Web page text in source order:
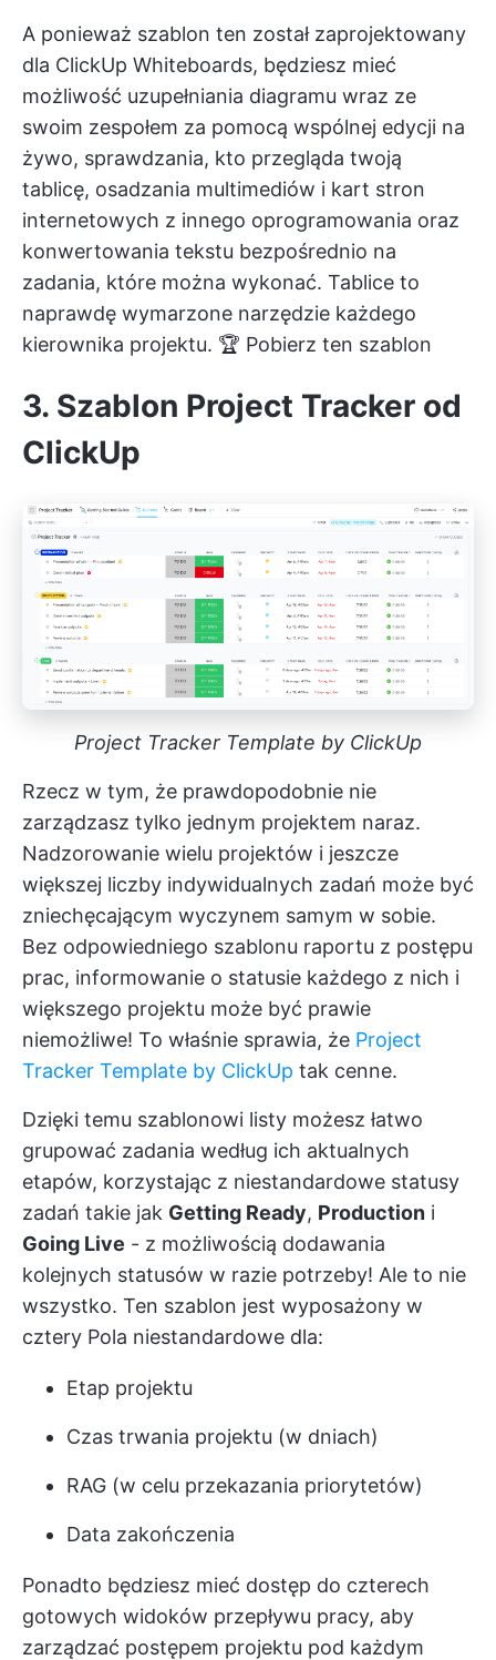
A ponieważ szablon ten został zaprojektowany
dla ClickUp Whiteboards, będziesz mieć
możliwość uzupełniania diagramu wraz ze
swoim zespołem za pomocą wspólnej edycji na
żywo, sprawdzania, kto przegląda twoją
tablicę, osadzania multimediów i kart stron
internetowych z innego oprogramowania oraz
konwertowania tekstu bezpośrednio na
zadania, które można wykonać. Tablice to
naprawdę wymarzone narzędzie każdego
kierownika projektu. 🏆 Pobierz ten szablon
3. Szablon Project Tracker od
ClickUp
Project Tracker Template by ClickUp
Rzecz w tym, że prawdopodobnie nie
zarządzasz tylko jednym projektem naraz.
Nadzorowanie wielu projektów i jeszcze
większej liczby indywidualnych zadań może być
zniechęcającym wyczynem samym w sobie.
Bez odpowiedniego szablonu raportu z postępu
prac, informowanie o statusie każdego z nich i
większego projektu może być prawie
niemożliwe! To właśnie sprawia, że Project
Tracker Template by ClickUp tak cenne.
Dzięki temu szablonowi listy możesz łatwo
grupować zadania według ich aktualnych
etapów, korzystając z niestandardowe statusy
zadań takie jak Getting Ready, Production i
Going Live - z możliwością dodawania
kolejnych statusów w razie potrzeby! Ale to nie
wszystko. Ten szablon jest wyposażony w
cztery Pola niestandardowe dla:
Etap projektu
Czas trwania projektu (w dniach)
RAG (w celu przekazania priorytetów)
Data zakończenia
Ponadto będziesz mieć dostęp do czterech
gotowych widoków przepływu pracy, aby
zarządzać postępem projektu pod każdym